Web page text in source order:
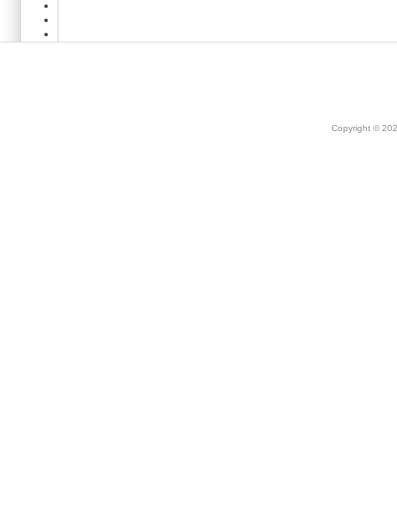
Copyright ©